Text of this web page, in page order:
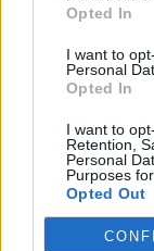
Opted In
I want to
Personal
Opted In
I want to
Retention,
Personal
Purposes
Opted Out